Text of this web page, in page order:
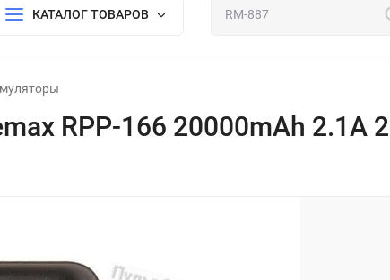
КАТАЛОГ ТОВАРОВ
RPP-166 20000mAh 2.1A